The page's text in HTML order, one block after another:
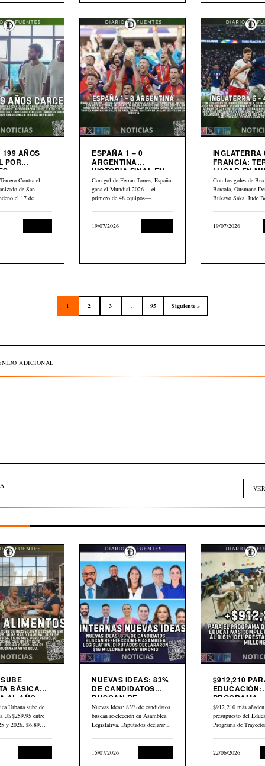
199 AÑOS
POR
Contra el
de San
el 17 de
ESPAÑA 1 – 0
ARGENTINA
VICTORIA FINAL EN
MUNDIAL 2026
Con gol de Ferran Torres, España
gana el Mundial 2026 —el
primero de 48 equipos—…
19/07/2026
INGLATERRA
FRANCIA: TERCER
LUGAR EN
2026
Con los goles de
Barcola, Ousmane
Bukayo Saka, Jude
19/07/2026
1 2 3 … 95 Siguiente »
ADICIONAL
BÁSICA
AL AÑO.
GLOBAL
DESDE
Urbana sube de
US$259.95 entre
y 2026, $6.89…
NUEVAS IDEAS: 83%
DE CANDIDATOS
BUSCAN RE-
ELECCIÓN EN
ASAMBLEA
LEGISLATIVA
Nuevas Ideas: 83% de candidatos
buscan re-elección en Asamblea
Legislativa. Diputados declararon
15/07/2026
$912,210
EDUCACIÓN:
PROGRAMA
EDUCATIVAS
COMPLEJAS
$912,210 más
presupuesto del
Programa de
22/06/2026